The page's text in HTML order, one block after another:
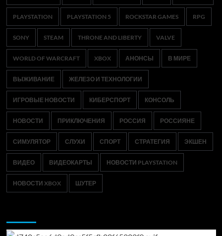
PLAYSTATION PLAYSTATION 5 ROCKSTAR GAMES RPG
SONY STEAM THRONE AND LIBERTY VALVE
WORLD OF WARCRAFT XBOX АНОНСЫ В МИРЕ
ВЫЖИВАНИЕ ЖЕЛЕЗО И ТЕХНОЛОГИИ
ИГРОВЫЕ НОВОСТИ КИБЕРСПОРТ КОНСОЛЬ
НОВОСТИ ПРИКЛЮЧЕНИЯ РОССИЯ РОССИЯНЕ
СИМУЛЯТОР СЛУХИ СПОРТ СТРАТЕГИЯ ЭКШЕН
ВИДЕО ВИДЕОКАРТЫ НОВОСТИ PLAYSTATION
НОВОСТИ XBOX ШУТЕР